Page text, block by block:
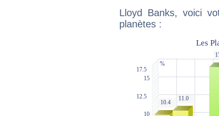
Lloyd Banks, voici
planètes :